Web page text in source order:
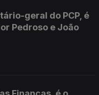
geral do PCP, é
Pedroso e João